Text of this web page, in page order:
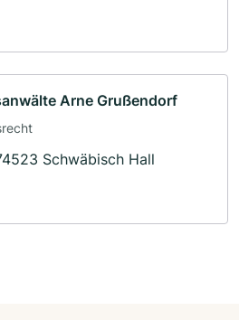
Arne Grußendorf
Schwäbisch Hall